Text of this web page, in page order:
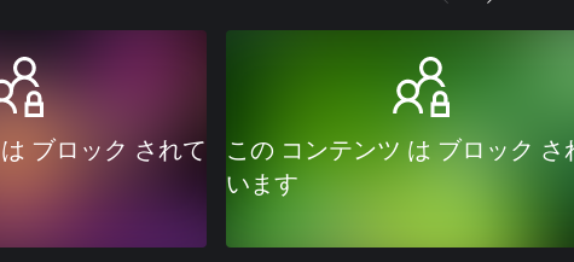
ブロック されて
この コンテンツ は ブロック さ
います